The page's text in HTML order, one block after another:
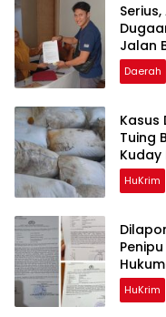
Jalan
Daerah
Kasus
Tuing
HuKrim
Juta
HuKrim